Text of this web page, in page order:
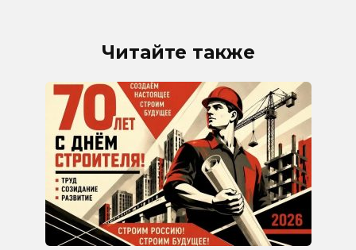
Читайте также